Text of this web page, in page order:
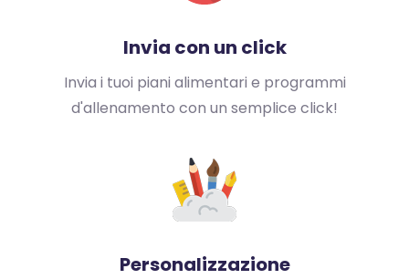
Invia con un click
Invia i tuoi piani alimentari e programmi
d'allenamento con un semplice click!
Personalizzazione